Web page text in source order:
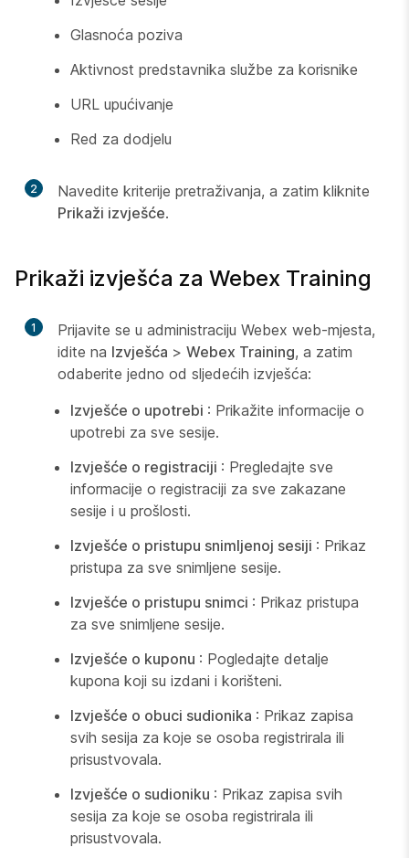
Glasnoća poziva
Aktivnost predstavnika službe za korisnike
URL upućivanje
Red za dodjelu
2
Navedite kriterije pretraživanja, a zatim kliknite
Prikaži izvješće.
Prikaži izvješća za Webex Training
1
Prijavite se u administraciju Webex web-mjesta,
idite na Izvješća > Webex Training, a zatim
odaberite jedno od sljedećih izvješća:
Izvješće o upotrebi : Prikažite informacije o
upotrebi za sve sesije.
Izvješće o registraciji : Pregledajte sve
informacije o registraciji za sve zakazane
sesije i u prošlosti.
Izvješće o pristupu snimljenoj sesiji : Prikaz
pristupa za sve snimljene sesije.
Izvješće o pristupu snimci : Prikaz pristupa
za sve snimljene sesije.
Izvješće o kuponu : Pogledajte detalje
kupona koji su izdani i korišteni.
Izvješće o obuci sudionika : Prikaz zapisa
svih sesija za koje se osoba registrirala ili
prisustvovala.
Izvješće o sudioniku : Prikaz zapisa svih
sesija za koje se osoba registrirala ili
prisustvovala.